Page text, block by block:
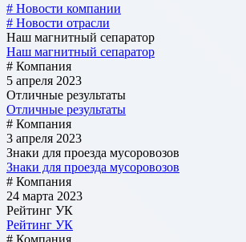
# Новости компании
# Новости отрасли
Наш магнитный сепаратор
Наш магнитный сепаратор
# Компания
5 апреля 2023
Отличные результаты
Отличные результаты
# Компания
3 апреля 2023
Знаки для проезда мусоровозов
Знаки для проезда мусоровозов
# Компания
24 марта 2023
Рейтинг УК
Рейтинг УК
# Компания